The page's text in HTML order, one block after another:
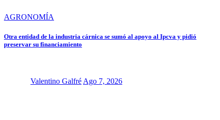
AGRONOMÍA
Otra entidad de la industria cárnica se sumó al apoyo al Ipcva y pidió
preservar su financiamiento
Valentino Galfré Ago 7, 2026